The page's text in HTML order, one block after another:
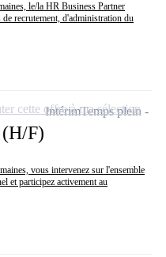
le/la HR Business Partner
recrutement, d'administration du
F)
vous intervenez sur l'ensemble
et participez activement au
IntérimTemps plein
cette offre à ma sélection